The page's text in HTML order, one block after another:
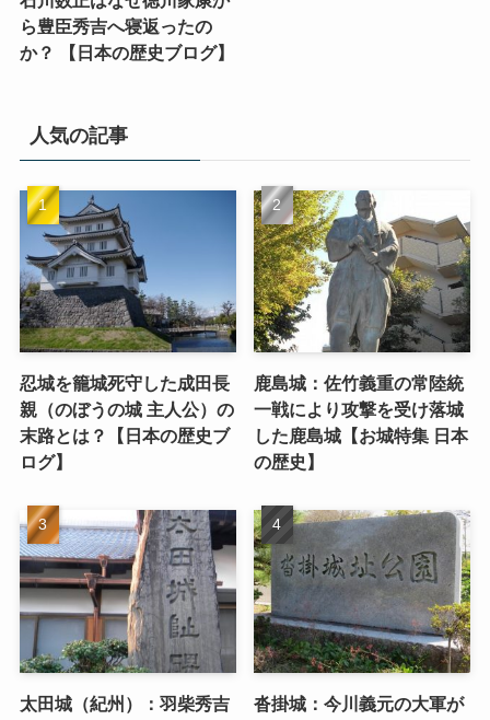
ら豊臣秀吉へ寝返ったの
か？ 【日本の歴史ブログ】
人気の記事
忍城を籠城死守した成田長
親（のぼうの城 主人公）の
末路とは？【日本の歴史ブ
ログ】
鹿島城：佐竹義重の常陸統
一戦により攻撃を受け落城
した鹿島城【お城特集 日本
の歴史】
太田城（紀州）：羽柴秀吉
沓掛城：今川義元の大軍が